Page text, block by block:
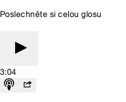
Poslechněte si celou glosu
3:04